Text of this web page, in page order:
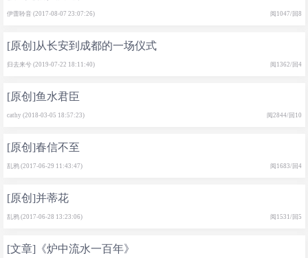
伊蕾聆音 (2017-08-07 23:07:26) 阅1047/回8
[原创]从长安到成都的一场仪式
归去来兮 (2019-07-22 18:11:40) 阅1362/回4
[原创]鱼水君臣
cathy (2018-03-05 18:57:23) 阅2844/回10
[原创]春信不至
乱鸦 (2017-06-29 11:43:47) 阅1683/回4
[原创]并蒂花
乱鸦 (2017-06-28 13:23:06) 阅1531/回5
[文章]《炉中流水一百年》